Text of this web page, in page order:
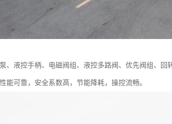
、液控手柄、电磁阀组、液控多路阀、优先阀组、回
能可靠，安全系数高，节能降耗，操控流畅。